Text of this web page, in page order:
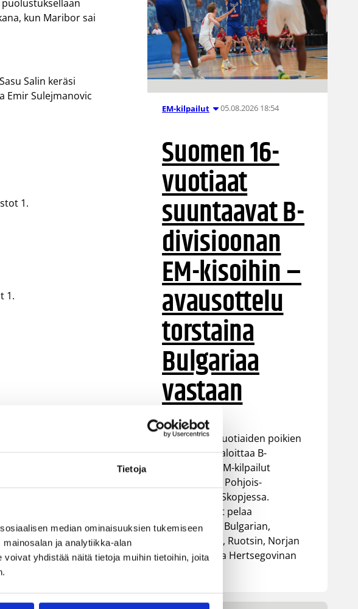
Tietoja
median ominaisuuksien tukemiseen
ja analytiikka-alan
yhdistää näitä tietoja muihin tietoihin, joita
kun Maribor sai
Salin keräsi
Emir Sulejmanovic
1.
1.
EM-kilpailut 05.08.2026 18:54
Suomen 16-
vuotiaat
suuntaavat B-
divisioonan
EM-kisoihin –
avausottelu
torstaina
Bulgariaa
vastaan
Suomen 16-vuotiaiden poikien
maajoukkue aloittaa B-
divisioonan EM-kilpailut
torstaina 6.8. Pohjois-
Makedonian Skopjessa.
Sudenpennut pelaa
alkulohkossa Bulgarian,
Luxemburgin, Ruotsin, Norjan
sekä Bosnia ja Hertsegovinan